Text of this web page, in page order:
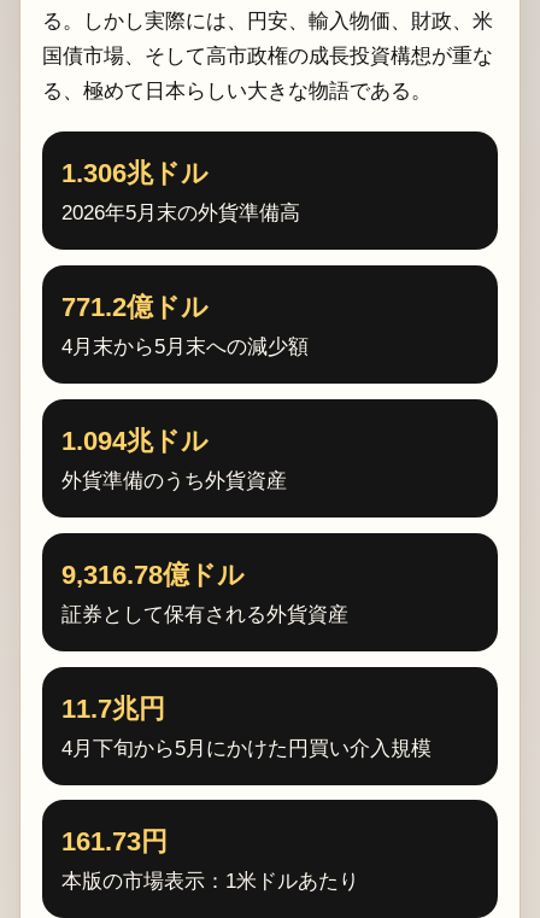
る。しかし実際には、円安、輸入物価、財政、米
国債市場、そして高市政権の成長投資構想が重な
る、極めて日本らしい大きな物語である。
1.306兆ドル
2026年5月末の外貨準備高
771.2億ドル
4月末から5月末への減少額
1.094兆ドル
外貨準備のうち外貨資産
9,316.78億ドル
証券として保有される外貨資産
11.7兆円
4月下旬から5月にかけた円買い介入規模
161.73円
本版の市場表示：1米ドルあたり